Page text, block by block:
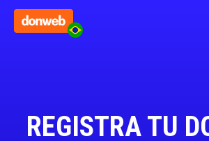
REGISTRA TU